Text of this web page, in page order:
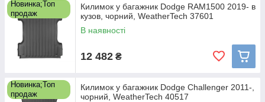
Новинка;Топ
продаж
Килимок у багажник Dodge RAM1500 2019- в
кузов, чорний, WeatherTech 37601
В наявності
12 482 ₴
Новинка;Топ
продаж
Килимок у багажник Dodge Challenger 2011-,
чорний, WeatherTech 40517